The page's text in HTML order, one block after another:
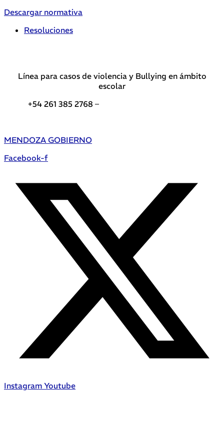
Descargar normativa
Resoluciones
Línea para casos de violencia y Bullying en ámbito
escolar
+54 261 385 2768 –
MENDOZA GOBIERNO
Facebook-f
Instagram Youtube